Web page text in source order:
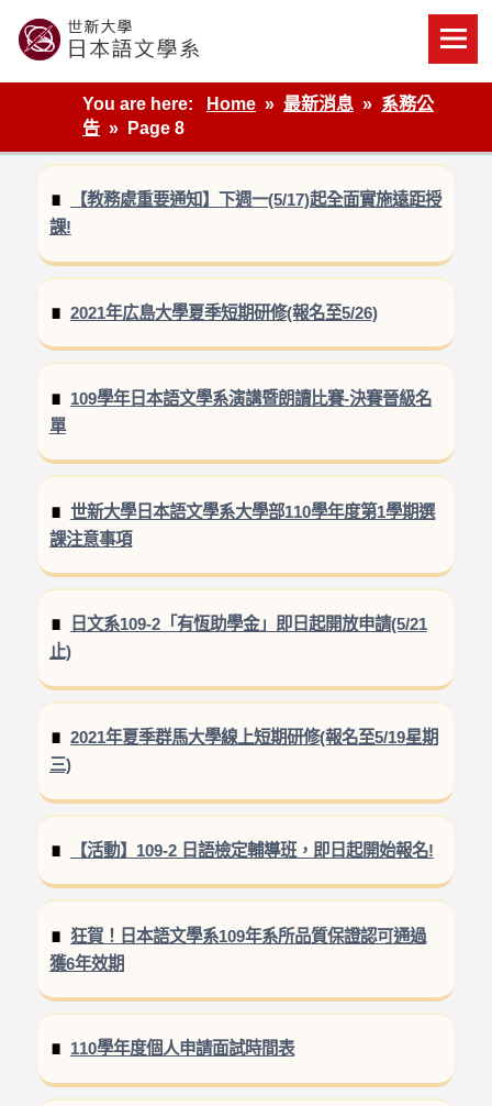
content
世新大學教學單位的網站
You are here:
Home 最新消息
系務公
告
Page 8
【教務處重要通知】下週一(5/17)起全面實施遠距授
課!
2021年広島大學夏季短期研修(報名至5/26)
109學年日本語文學系演講暨朗讀比賽-決賽晉級名
單
世新大學日本語文學系大學部110學年度第1學期選
課注意事項
日文系109-2「有恆助學金」即日起開放申請(5/21
止)
2021年夏季群馬大學線上短期研修(報名至5/19星期
三)
【活動】109-2 日語檢定輔導班，即日起開始報名!
狂賀！日本語文學系109年系所品質保證認可通過
獲6年效期
110學年度個人申請面試時間表